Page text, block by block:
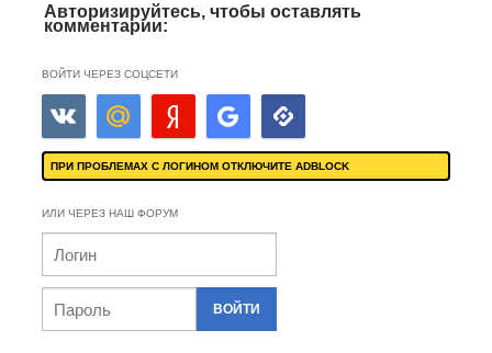
Авторизируйтесь, чтобы оставлять
комментарии:
ВОЙТИ ЧЕРЕЗ СОЦСЕТИ
ПРИ ПРОБЛЕМАХ С ЛОГИНОМ ОТКЛЮЧИТЕ ADBLOCK
ИЛИ ЧЕРЕЗ НАШ ФОРУМ